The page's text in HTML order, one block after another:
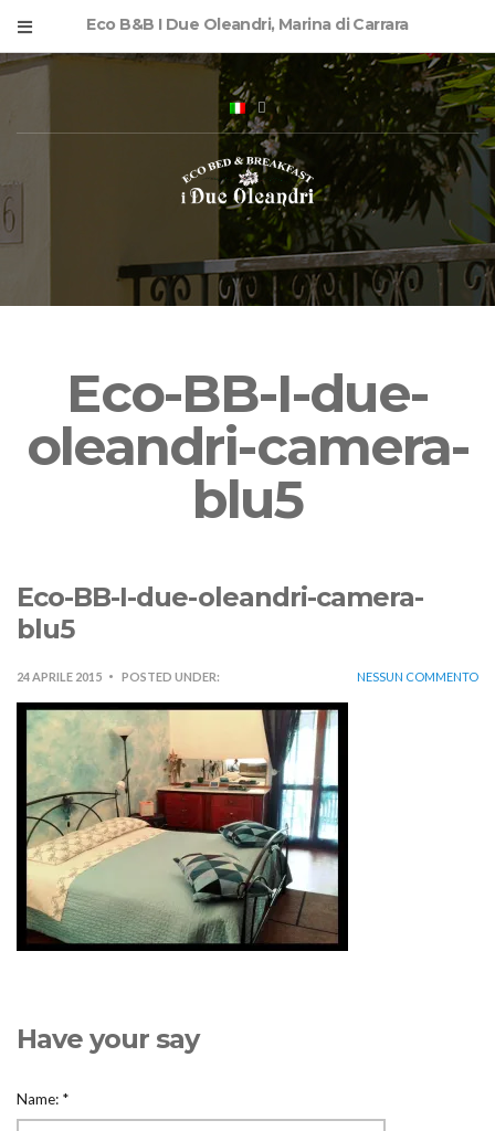
Eco B&B I Due Oleandri, Marina di Carrara
Eco-BB-I-due-
oleandri-camera-
blu5
Eco-BB-I-due-oleandri-camera-
blu5
24 APRILE 2015 POSTED UNDER: NESSUN COMMENTO
Have your say
Name: *